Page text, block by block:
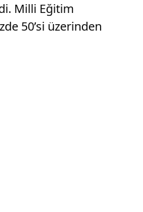
Milli Eğitim
50’si üzerinden